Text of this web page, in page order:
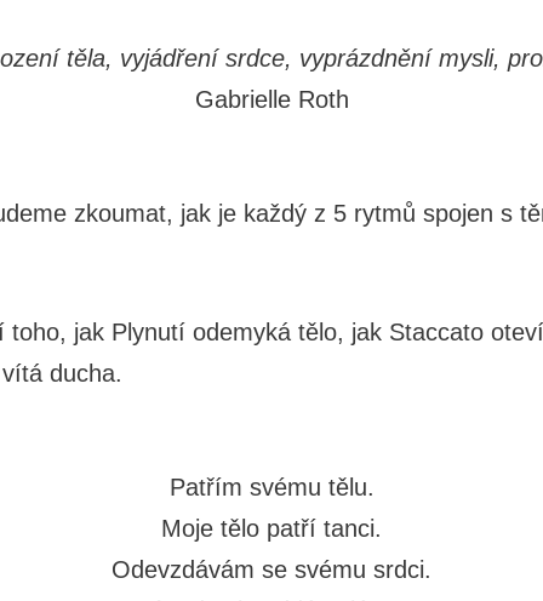
těla, vyjádření srdce, vyprázdnění mysli,
Gabrielle Roth
zkoumat, jak je každý z 5 rytmů spojen s
jak Plynutí odemyká tělo, jak Staccato
ducha.
Patřím svému tělu.
Moje tělo patří tanci.
Odevzdávám se svému srdci.